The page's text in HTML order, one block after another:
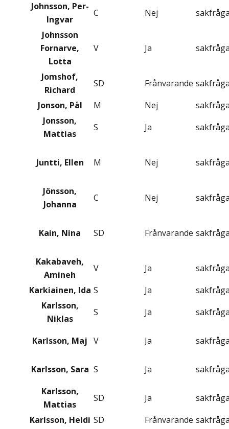
Johnsson, Per-
Ingvar
C Nej
Johnsson
Fornarve,
Lotta
V Ja
Jomshof,
Richard
SD Frånvarande
Jonson, Pål
M Nej
Jonsson,
Mattias
S Ja
Juntti, Ellen M Nej
Jönsson,
Johanna
C Nej
Kain, Nina SD Frånvarande
Kakabaveh,
Amineh
V Ja
Karkiainen, Ida S Ja
Karlsson,
Niklas
S Ja
Karlsson, Maj V Ja
Karlsson, Sara S Ja
Karlsson,
Mattias
SD Ja
Karlsson, Heidi SD Frånvarande